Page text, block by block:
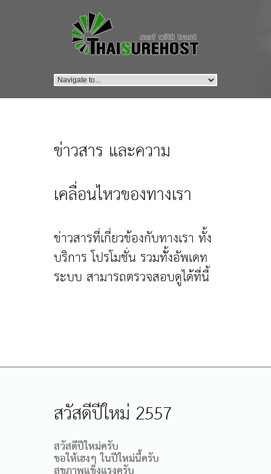
ข่าวสาร และความ
เคลื่อนไหวของทางเรา
ข่าวสารที่เกี่ยวข้องกับทางเรา ทั้ง
บริการ โปรโมชั่น รวมทัั้งอัพเดท
ระบบ สามารถตรวจสอบดูได้ที่นี้
สวัสดีปีใหม่ 2557
สวัสดีปีใหม่ครับ
ขอให้เฮงๆ ในปีใหม่นี้ครับ